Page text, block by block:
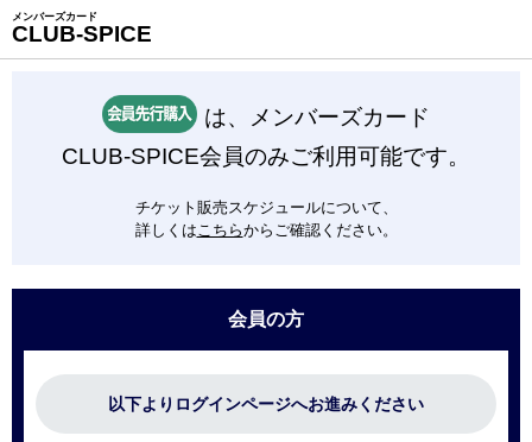
メンバーズカード
CLUB-SPICE
は、メンバーズカード
CLUB-SPICE会員のみご利用可能です。
チケット販売スケジュールについて、
詳しくはこちらからご確認ください。
会員の方
以下よりログインページへお進みください